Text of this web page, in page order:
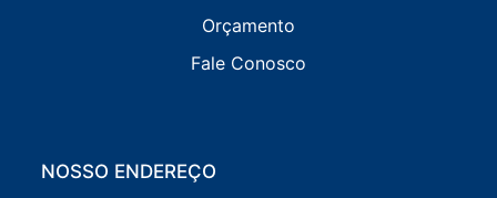
Orçamento
Fale Conosco
NOSSO ENDEREÇO